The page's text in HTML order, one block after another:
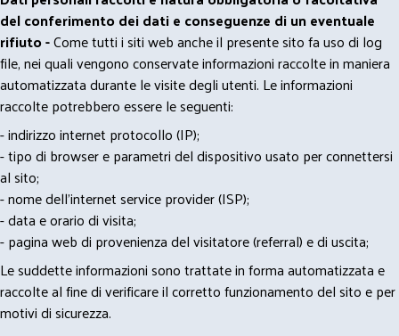
del conferimento dei dati e conseguenze di un eventuale
rifiuto -Come tutti i siti web anche il presente sito fa uso di log
file, nei quali vengono conservate informazioni raccolte in maniera
automatizzata durante le visite degli utenti. Le informazioni
raccolte potrebbero essere le seguenti:
- indirizzo internet protocollo (IP);
- tipo di browser e parametri del dispositivo usato per connettersi
al sito;
- nome dell'internet service provider (ISP);
- data e orario di visita;
- pagina web di provenienza del visitatore (referral) e di uscita;
Le suddette informazioni sono trattate in forma automatizzata e
raccolte al fine di verificare il corretto funzionamento del sito e per
motivi di sicurezza.